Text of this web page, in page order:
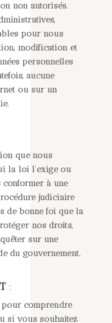
non autorisés.
pour nous
modification et
personnelles
aucune
ou sur un
que nous
la loi l’exige ou
conformer à une
judiciaire
de bonne foi que la
nos droits,
sur une
du gouvernement.
:
comprendre
si vous souhaitez